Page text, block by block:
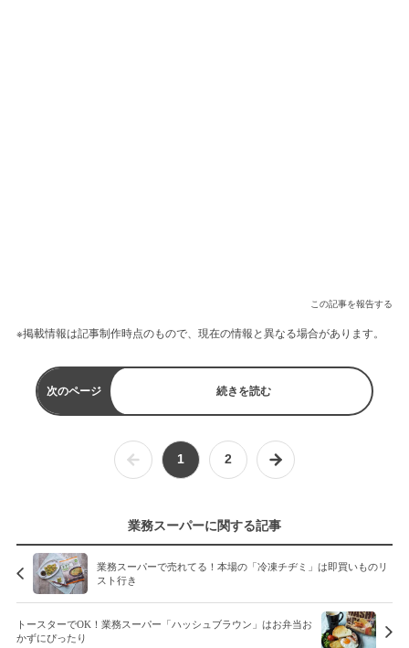
この記事を報告する
※掲載情報は記事制作時点のもので、現在の情報と異なる場合があります。
次のページ 続きを読む
1 2
業務スーパーに関する記事
業務スーパーで売れてる！本場の「冷凍チヂミ」は即買いものリ
スト行き
トースターでOK！業務スーパー「ハッシュブラウン」はお弁当お
かずにぴったり